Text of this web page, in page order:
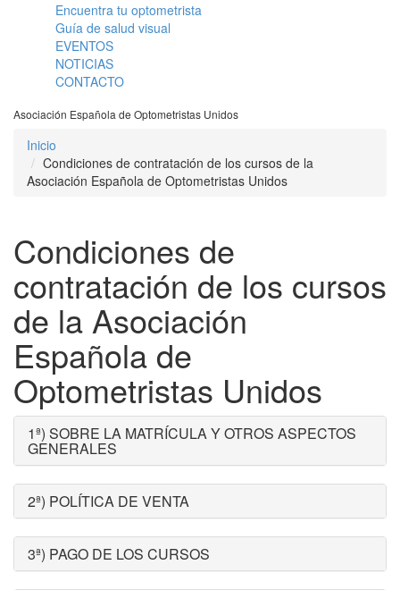
Encuentra tu optometrista
Guía de salud visual
EVENTOS
NOTICIAS
CONTACTO
Asociación Española de Optometristas Unidos
Inicio
Condiciones de contratación de los cursos de la
Asociación Española de Optometristas Unidos
Condiciones de
contratación de los cursos
de la Asociación
Española de
Optometristas Unidos
1ª) SOBRE LA MATRÍCULA Y OTROS ASPECTOS
GENERALES
2ª) POLÍTICA DE VENTA
3ª) PAGO DE LOS CURSOS